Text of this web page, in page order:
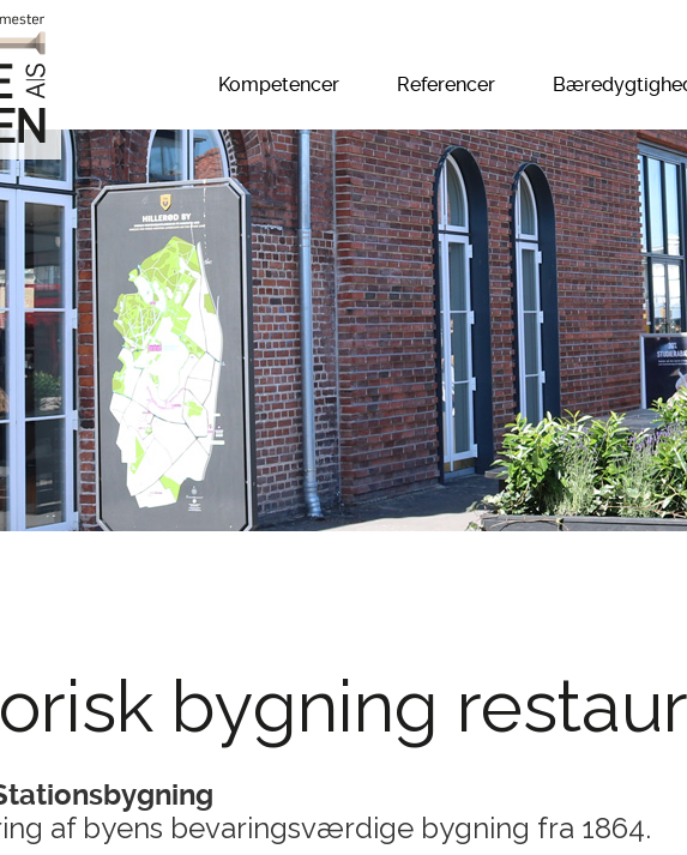
Kompetencer Referencer
bygning
af byens bevaringsværdige bygning fra 1864.